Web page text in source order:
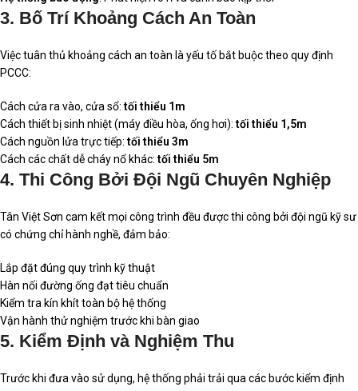
3. Bố Trí Khoảng Cách An Toàn
Việc tuân thủ khoảng cách an toàn là yếu tố bắt buộc theo quy định
PCCC:
Cách cửa ra vào, cửa sổ:tối thiểu 1m
Cách thiết bị sinh nhiệt (máy điều hòa, ống hơi):tối thiểu 1,5m
Cách nguồn lửa trực tiếp:tối thiểu 3m
Cách các chất dễ cháy nổ khác:tối thiểu 5m
4. Thi Công Bởi Đội Ngũ Chuyên Nghiệp
Tân Việt Sơn cam kết mọi công trình đều được thi công bởi đội ngũ kỹ sư
có chứng chỉ hành nghề, đảm bảo:
Lắp đặt đúng quy trình kỹ thuật
Hàn nối đường ống đạt tiêu chuẩn
Kiểm tra kín khít toàn bộ hệ thống
Vận hành thử nghiệm trước khi bàn giao
5. Kiểm Định và Nghiệm Thu
Trước khi đưa vào sử dụng, hệ thống phải trải qua các bước kiểm định